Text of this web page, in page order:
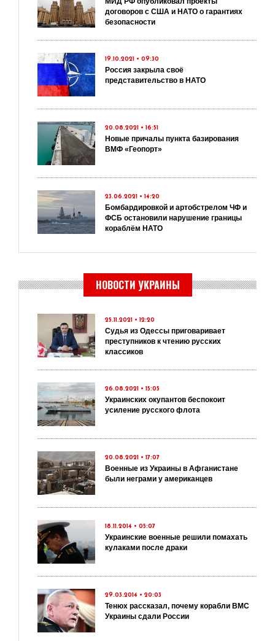
договоров с США и НАТО о гарантиях
безопасности
19.10.2021 • 09:30
Россия закрыла своё
представительство в НАТО
20.08.2021 • 16:51
Новые причалы пункта базирования
ВМФ «Геопорт»
23.06.2021 • 14:20
Бомбардировкой и артобстрелом ЧФ и
ФСБ остановили нарушение границы
кораблём НАТО
НОВОСТИ УКРАИНЫ
25.11.2021 • 12:20
Судья из Одессы приговаривает
преступников к чтению русских
классиков
26.08.2021 • 15:05
Украинских окупантов беспокоит
усиление русского флота
20.08.2021 • 17:07
Военные из Украины в Афганистане
были неграми у американцев
18.11.2014 • 05:07
Украинские военные решили помахать
кулаками после драки
29.03.2014 • 20:03
Тенюх рассказал, почему корабли ВМС
Украины сдали России